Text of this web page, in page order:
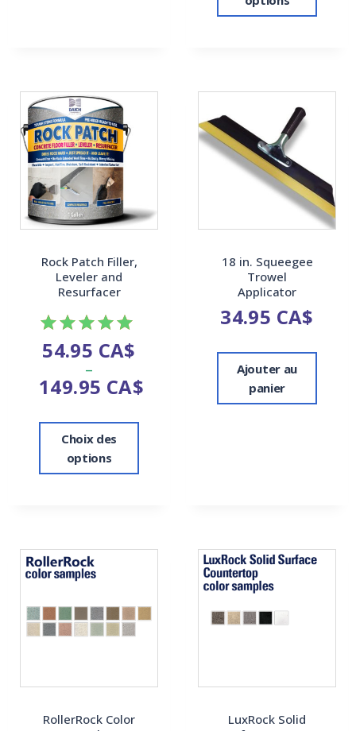
Rock Patch Filler,
Leveler and
Resurfacer
Note
5.00
sur 5
54.95 CA$
–
149.95 CA$
Choix des
options
18 in. Squeegee
Trowel
Applicator
34.95 CA$
Ajouter au
panier
RollerRock Color
LuxRock Solid